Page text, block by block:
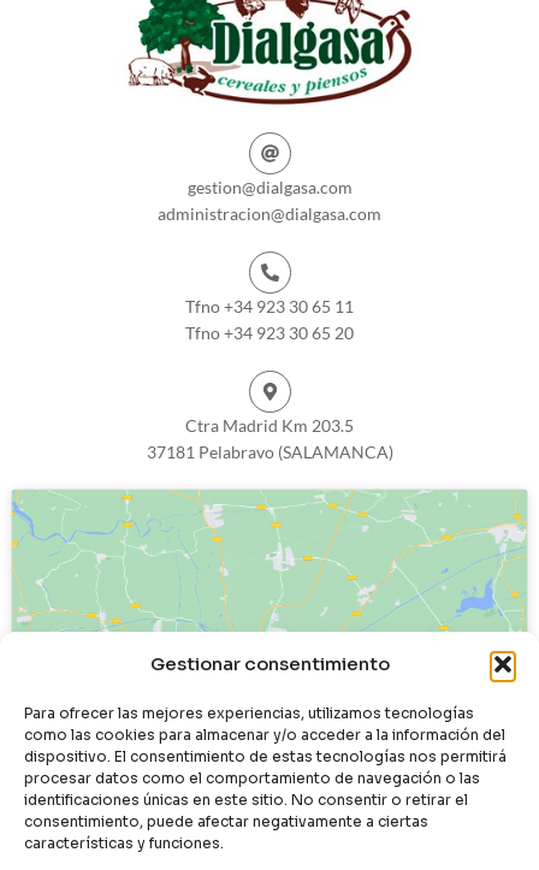
Gestionar consentimiento
Para ofrecer las mejores experiencias, utilizamos tecnologías
como las cookies para almacenar y/o acceder a la información del
dispositivo. El consentimiento de estas tecnologías nos permitirá
procesar datos como el comportamiento de navegación o las
identificaciones únicas en este sitio. No consentir o retirar el
consentimiento, puede afectar negativamente a ciertas
características y funciones.
gestion@dialgasa.com
administracion@dialgasa.com
Tfno +34 923 30 65 11
Tfno +34 923 30 65 20
Ctra Madrid Km 203.5
37181 Pelabravo (SALAMANCA)
Haz clic para aceptar cookies de